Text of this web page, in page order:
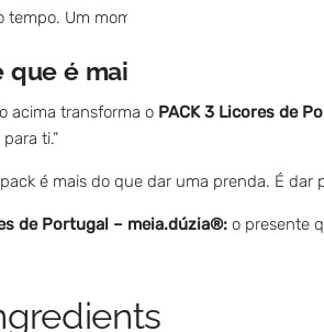
tempo. Um momento só dela. Porque
que é mais do que um
acima transforma o PACK 3 Licores de
ti.”
é mais do que dar uma prenda. É
de Portugal – meia.dúzia®: o presente